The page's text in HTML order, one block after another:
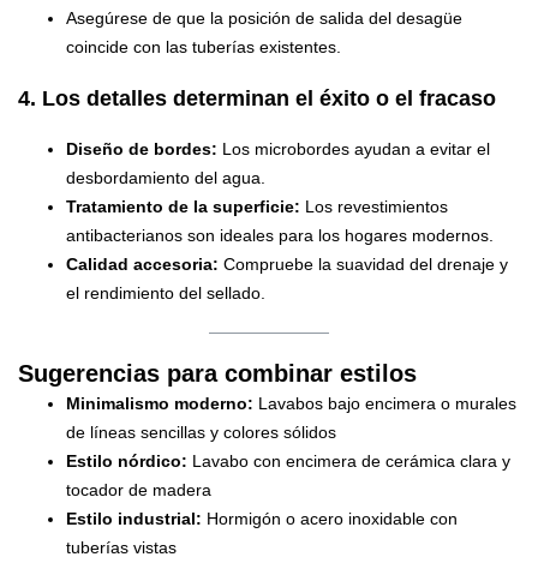
Asegúrese de que la posición de salida del desagüe
coincide con las tuberías existentes.
4. Los detalles determinan el éxito o el fracaso
Diseño de bordes: Los microbordes ayudan a evitar el
desbordamiento del agua.
Tratamiento de la superficie: Los revestimientos
antibacterianos son ideales para los hogares modernos.
Calidad accesoria: Compruebe la suavidad del drenaje y
el rendimiento del sellado.
Sugerencias para combinar estilos
Minimalismo moderno: Lavabos bajo encimera o murales
de líneas sencillas y colores sólidos
Estilo nórdico: Lavabo con encimera de cerámica clara y
tocador de madera
Estilo industrial: Hormigón o acero inoxidable con
tuberías vistas